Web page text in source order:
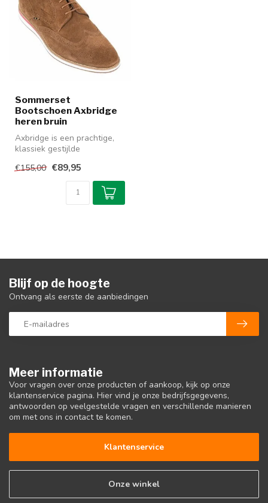
Sommerset
Bootschoen Axbridge
heren bruin
Axbridge is een prachtige,
klassiek gestijlde
boord als...
€155,00 €89,95
Meer informatie
Voor vragen over onze producten of aankoop, kijk op onze
klantenservice pagina. Hier vind je onze bedrijfsgegevens,
antwoorden op veelgestelde vragen en verschillende manieren
om met ons in contact te komen.
Klantenservice
Onze winkel
Blijf op de hoogte
Ontvang als eerste de aanbiedingen